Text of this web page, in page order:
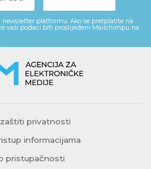
platformu. Ako se pretplatite na
vaši podaci biti proslijeđeni Mailchimpu na
privatnosti
informacijama
pristupačnosti